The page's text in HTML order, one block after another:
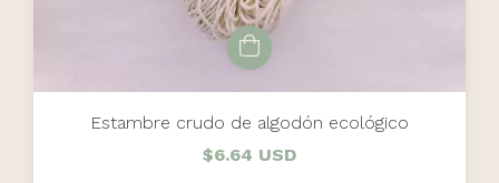
Estambre crudo de algodón ecológico
$6.64 USD